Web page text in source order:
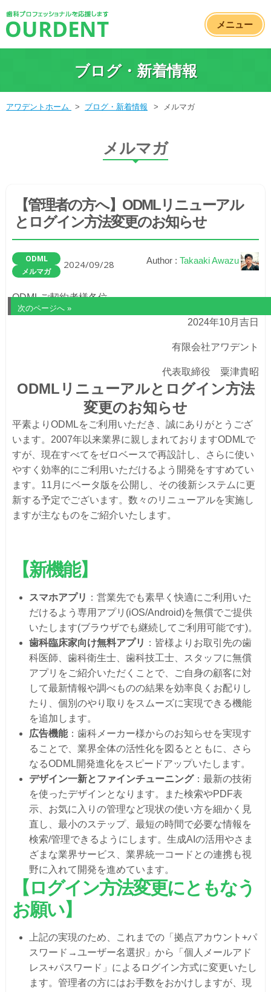
メニュー
ブログ・新着情報
アワデントホーム > ブログ・新着情報 > メルマガ
メルマガ
【管理者の方へ】ODMLリニューアル
とログイン方法変更のお知らせ
ODML
メルマガ
2024/09/28 Author : Takaaki Awazu
ODMLご契約者様各位
2024年10月吉日
有限会社アワデント
代表取締役 粟津貴昭
ODML リニューアルとログイン方法
変更のお知らせ
平素よりODMLをご利用いただき、誠にありがとうござ
います。2007年以来業界に親しまれておりますODMLで
すが、現在すべてをゼロベースで再設計し、さらに使い
やすく効率的にご利用いただけるよう開発をすすめてい
ます。11月にベータ版を公開し、その後新システムに更
新する予定でございます。数々のリニューアルを実施し
ますが主なものをご紹介いたします。
【新機能】
スマホアプリ ：営業先でも素早く快適にご利用いた
だけるよう専用アプリ(iOS/Android)を無償でご提供
いたします(ブラウザでも継続してご利用可能です)。
歯科臨床家向け無料アプリ ：皆様よりお取引先の歯
科医師、歯科衛生士、歯科技工士、スタッフに無償
アプリをご紹介いただくことで、ご自身の顧客に対
して最新情報や調べものの結果を効率良くお配りし
たり、個別のやり取りをスムーズに実現できる機能
を追加します。
広告機能：歯科メーカー様からのお知らせを実現す
ることで、業界全体の活性化を図るとともに、さら
なるODML開発進化をスピードアップいたします。
デザイン一新とファインチューニング：最新の技術
を使ったデザインとなります。また検索やPDF表
示、お気に入りの管理など現状の使い方を細かく見
直し、最小のステップ、最短の時間で必要な情報を
検索/管理できるようにします。生成AIの活用やさま
ざまな業界サービス、業界統一コードとの連携も視
野に入れて開発を進めています。
【ログイン方法変更にともなう
お願い】
上記の実現のため、これまでの「拠点アカウント+パ
スワード→ユーザー名選択」から「個人メールアド
レス+パスワード」によるログイン方式に変更いたし
ます。管理者の方にはお手数をおかけしますが、現
12
3
次のページへ »